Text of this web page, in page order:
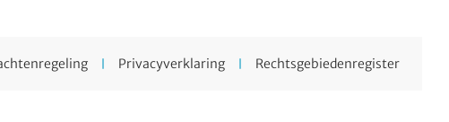
Privacyverklaring Rechtsgebiedenregister